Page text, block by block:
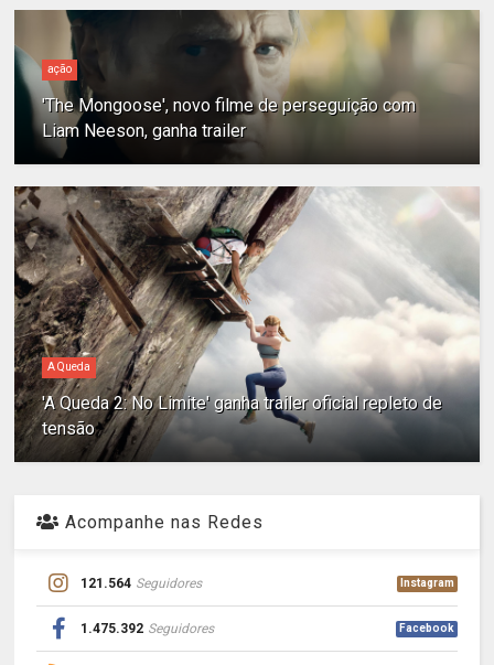
ação
'The Mongoose', novo filme de perseguição com
Liam Neeson, ganha trailer
A Queda
'A Queda 2: No Limite' ganha trailer oficial repleto de
tensão
Acompanhe nas Redes
121.564 Seguidores Instagram
1.475.392 Seguidores Facebook